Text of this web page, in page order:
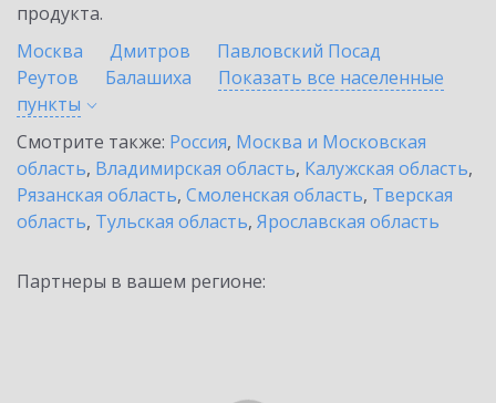
продукта.
Москва
Дмитров
Павловский Посад
Реутов
Балашиха
Показать все населенные
пункты
Смотрите также: Россия, Москва и Московская
область, Владимирская область, Калужская область,
Рязанская область, Смоленская область, Тверская
область, Тульская область, Ярославская область
Партнеры в вашем регионе: